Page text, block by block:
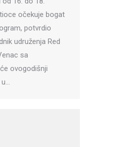
očekuje bogat
potvrdio
udruženja Red
sa
ovogodišnji